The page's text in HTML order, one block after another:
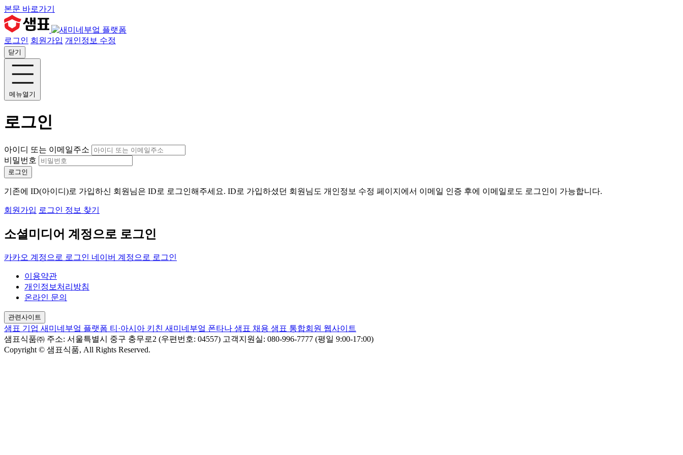
본문 바로가기
로그인 회원가입 개인정보 수정
닫기
메뉴열기
로그인
아이디 또는 이메일주소
비밀번호
로그인
기존에 ID(아이디)로 가입하신 회원님은 ID로 로그인해주세요. ID로 가입하셨던 회원님도 개인정보 수정 페이지에서 이메일 인증 후에 이메일로도 로그인이 가능합니다.
회원가입 로그인 정보 찾기
소셜미디어 계정으로 로그인
카카오 계정으로 로그인 네이버 계정으로 로그인
이용약관
개인정보처리방침
온라인 문의
관련사이트
샘표 기업 새미네부엌 플랫폼 티·아시아 키친 새미네부엌 폰타나 샘표 채용 샘표 통합회원 웹사이트
샘표식품㈜ 주소: 서울특별시 중구 충무로2 (우편번호: 04557) 고객지원실: 080-996-7777 (평일 9:00-17:00)
Copyright © 샘표식품, All Rights Reserved.